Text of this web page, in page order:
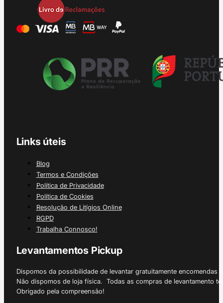
Links úteis
Blog
Termos e Condições
Política de Privacidade
Política de Cookies
Resolução de Litígios Online
RGPD
Trabalha Connosco!
Levantamentos Pickup
Dispomos da possibilidade de levantar gratuitamente
Não dispomos de loja física. Todas as compras de levantamento
Obrigado pela compreensão!